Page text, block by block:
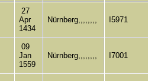
27
Apr
1434
Nürnberg,,,,,,,, I5971
09
Jan
1559
Nürnberg,,,,,,,, I7001